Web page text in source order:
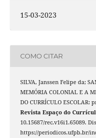
15-03-2023
COMO CITAR
SILVA, Janssen Felipe da;
MEMÓRIA COLONIAL E A
DO CURRÍCULO
Revista Espaço do
10.15687/rec.v16i1.65089.
https://periodicos.ufpb.br/